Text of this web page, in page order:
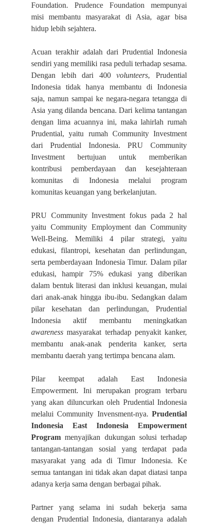
Foundation. Prudence Foundation mempunyai
misi membantu masyarakat di Asia, agar bisa
hidup lebih sejahtera.
Acuan terakhir adalah dari Prudential Indonesia
sendiri yang memiliki rasa peduli terhadap sesama.
Dengan lebih dari 400volunteers, Prudential
Indonesia tidak hanya membantu di Indonesia
saja, namun sampai ke negara-negara tetangga di
Asia yang dilanda bencana. Dari kelima tantangan
dengan lima acuannya ini, maka lahirlah rumah
Prudential, yaitu rumah Community Investment
dari Prudential Indonesia. PRU Community
Investment bertujuan untuk memberikan
kontribusi pemberdayaan dan kesejahteraan
komunitas di Indonesia melalui program
komunitas keuangan yang berkelanjutan.
PRU Community Investment fokus pada 2 hal
yaitu Community Employment dan Community
Well-Being. Memiliki 4 pilar strategi, yaitu
edukasi, filantropi, kesehatan dan perlindungan,
serta pemberdayaan Indonesia Timur. Dalam pilar
edukasi, hampir 75% edukasi yang diberikan
dalam bentuk literasi dan inklusi keuangan, mulai
dari anak-anak hingga ibu-ibu. Sedangkan dalam
pilar kesehatan dan perlindungan, Prudential
Indonesia aktif membantu meningkatkan
awareness masyarakat terhadap penyakit kanker,
membantu anak-anak penderita kanker, serta
membantu daerah yang tertimpa bencana alam.
Pilar keempat adalah East Indonesia
Empowerment. Ini merupakan program terbaru
yang akan diluncurkan oleh Prudential Indonesia
melalui Community Invensment-nya. Prudential
Indonesia East Indonesia Empowerment
Program menyajikan dukungan solusi terhadap
tantangan-tantangan sosial yang terdapat pada
masyarakat yang ada di Timur Indonesia. Ke
semua tantangan ini tidak akan dapat diatasi tanpa
adanya kerja sama dengan berbagai pihak.
Partner yang selama ini sudah bekerja sama
dengan Prudential Indonesia, diantaranya adalah